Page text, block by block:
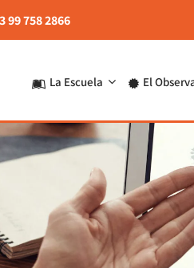
99 758 2866
La Escuela El